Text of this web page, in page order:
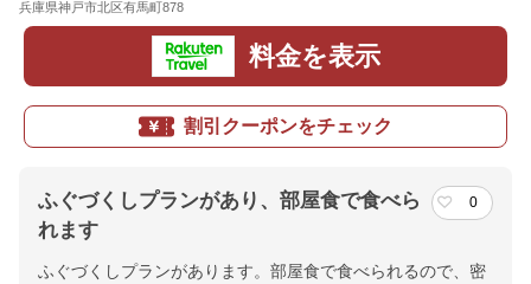
兵庫県神戸市北区有馬町878
料金を表示
割引クーポンをチェック
ふぐづくしプランがあり、部屋食で食べら
れます
0
ふぐづくしプランがあります。部屋食で食べられるので、密